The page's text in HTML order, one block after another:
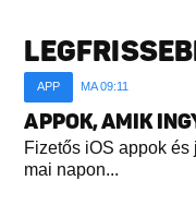
APP MA 09:11
APPOK, AMIK
Fizetős iOS appok
mai napon...